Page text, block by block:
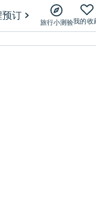
预订
旅行小测验我的收